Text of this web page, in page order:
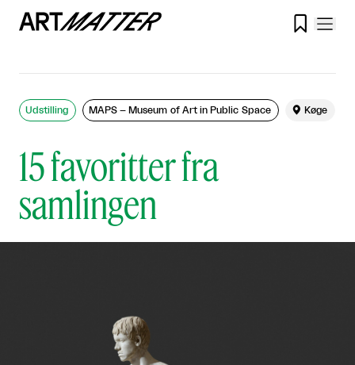

15 favoritter fra
samlingen
Udstilling MAPS – Museum of Art in Public Space  Køge